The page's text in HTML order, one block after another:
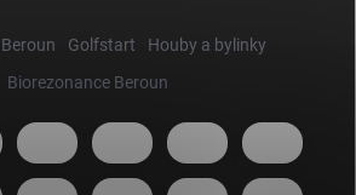
Golfstart
Houby a bylinky
Biorezonance Beroun